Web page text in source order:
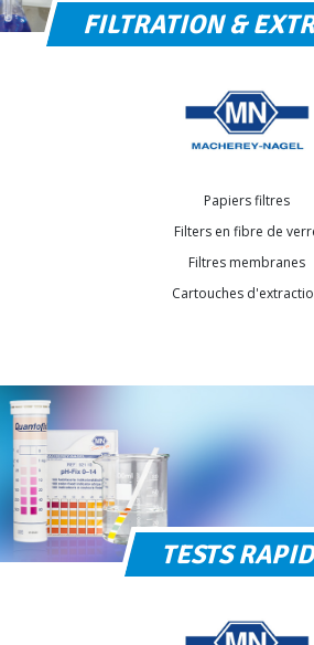
FILTRATION &
Papiers filtres
Filters en fibre de
Filtres membranes
Cartouches
TESTS